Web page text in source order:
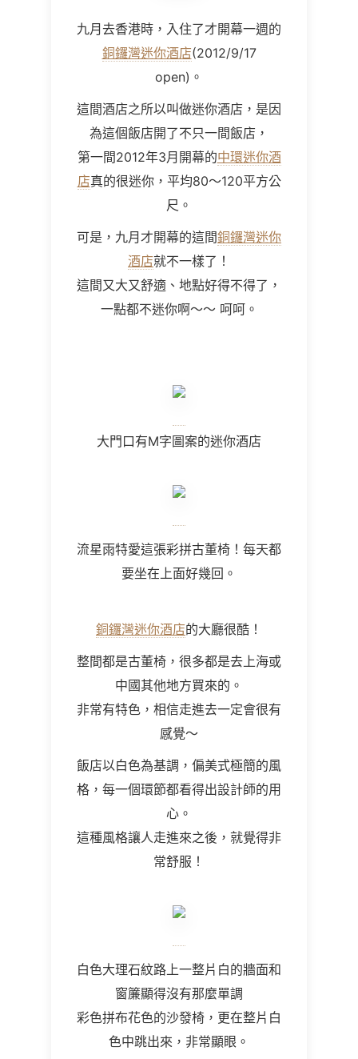
九月去香港時，入住了才開幕一週的
銅鑼灣迷你酒店(2012/9/17
open)。
這間酒店之所以叫做迷你酒店，是因
為這個飯店開了不只一間飯店，
第一間2012年3月開幕的中環迷你酒
店真的很迷你，平均80～120平方公
尺。
可是，九月才開幕的這間銅鑼灣迷你
酒店就不一樣了！
這間又大又舒適、地點好得不得了，
一點都不迷你啊～～ 呵呵。
大門口有M字圖案的迷你酒店
流星雨特愛這張彩拼古董椅！每天都
要坐在上面好幾回。
銅鑼灣迷你酒店的大廳很酷！
整間都是古董椅，很多都是去上海或
中國其他地方買來的。
非常有特色，相信走進去一定會很有
感覺～
飯店以白色為基調，偏美式極簡的風
格，每一個環節都看得出設計師的用
心。
這種風格讓人走進來之後，就覺得非
常舒服！
白色大理石紋路上一整片白的牆面和
窗簾顯得沒有那麼單調
彩色拼布花色的沙發椅，更在整片白
色中跳出來，非常顯眼。